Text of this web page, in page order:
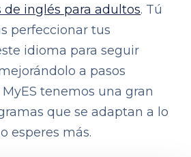
de inglés para adultos. Tú
perfeccionar tus
idioma para seguir
a pasos
tenemos una gran
que se adaptan a lo
esperes más.